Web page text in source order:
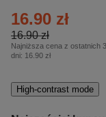
16.90 zł
16.90 zł
Najniższa cena z ostatnich
dni: 16.90 zł
High-contrast mode